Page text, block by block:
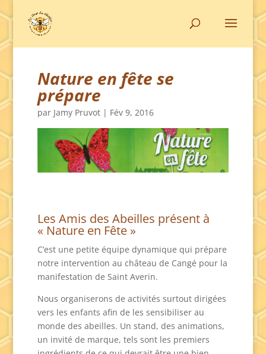
Nature en fête se
prépare
par Jamy Pruvot| Fév 9, 2016
Les Amis des Abeilles présent à
« Nature en Fête »
C’est une petite équipe dynamique qui prépare
notre intervention au château de Cangé pour la
manifestation de Saint Averin.
Nous organiserons de activités surtout dirigées
vers les enfants afin de les sensibiliser au
monde des abeilles. Un stand, des animations,
un invité de marque, tels sont les premiers